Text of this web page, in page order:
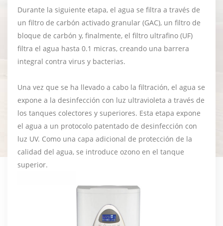
Durante la siguiente etapa, el agua se filtra a través de
un filtro de carbón activado granular (GAC), un filtro de
bloque de carbón y, finalmente, el filtro ultrafino (UF)
filtra el agua hasta 0.1 micras, creando una barrera
integral contra virus y bacterias.
Una vez que se ha llevado a cabo la filtración, el agua se
expone a la desinfección con luz ultravioleta a través de
los tanques colectores y superiores. Esta etapa expone
el agua a un protocolo patentado de desinfección con
luz UV. Como una capa adicional de protección de la
calidad del agua, se introduce ozono en el tanque
superior.